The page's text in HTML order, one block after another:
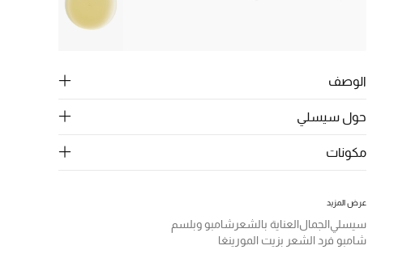
الوصف
حول سيسلي
مكونات
عرض المزيد
سيسليالجمالالعناية بالشعرشامبو وبلسم
شامبو فرد الشعر بزيت المورينغا